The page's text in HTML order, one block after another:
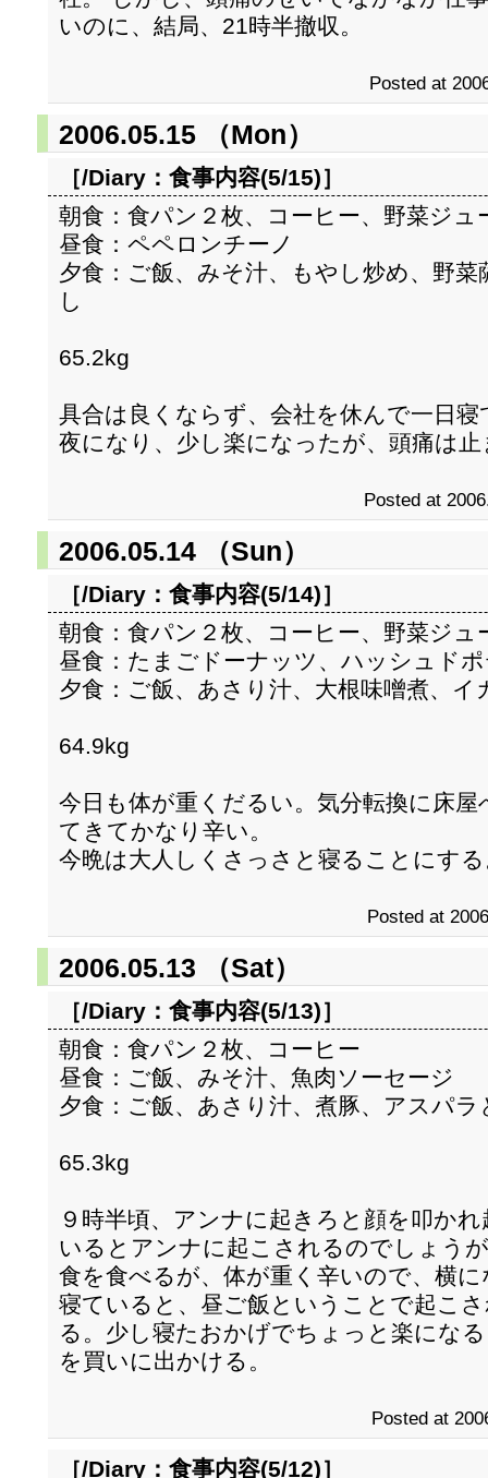
いのに、結局、21時半撤収。
Posted at
2006.05.15 （Mon）
［/Diary： 食事内容(5/15)］
朝食：食パン２枚、コーヒー、野菜ジュ
昼食：ペペロンチーノ
夕食：ご飯、みそ汁、もやし炒め、野
し
65.2kg
具合は良くならず、会社を休んで一日寝
夜になり、少し楽になったが、頭痛は
Posted at
2006.05.14 （Sun）
［/Diary： 食事内容(5/14)］
朝食：食パン２枚、コーヒー、野菜ジュ
昼食：たまごドーナッツ、ハッシュド
夕食：ご飯、あさり汁、大根味噌煮、
64.9kg
今日も体が重くだるい。気分転換に床
てきてかなり辛い。
今晩は大人しくさっさと寝ることにす
Posted at
2006.05.13 （Sat）
［/Diary： 食事内容(5/13)］
朝食：食パン２枚、コーヒー
昼食：ご飯、みそ汁、魚肉ソーセージ
夕食：ご飯、あさり汁、煮豚、アスパ
65.3kg
９時半頃、アンナに起きろと顔を叩か
いるとアンナに起こされるのでしょう
食を食べるが、体が重く辛いので、横に
寝ていると、昼ご飯ということで起こ
る。少し寝たおかげでちょっと楽にな
を買いに出かける。
Posted at
［/Diary： 食事内容(5/12)］